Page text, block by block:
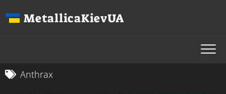
до
MetallicaKievUA
Anthrax